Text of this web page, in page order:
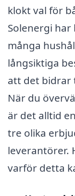
klokt val för
Solenergi
många
långsiktiga
att det bidrar
När du
är det alltid
tre olika
leverantörer.
varför detta